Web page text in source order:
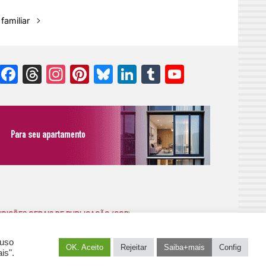
Facebook
Threads
Instagram
Pinterest
Bluesky
LinkedIn
Tumblr
GERAIS DE PUBLICAÇÃO (CGP)
OK. Aceito Rejeitar Saiba+mais Config